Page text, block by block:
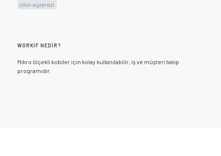
zihin-egzersizi
WORKIF NEDIR?
Mikro ölçekli kobiler için kolay kullanılabilir, iş ve müşteri takip
programıdır.